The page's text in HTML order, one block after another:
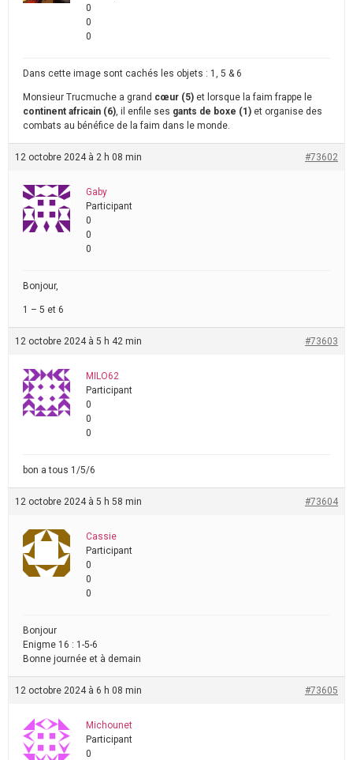
0
0
0
Dans cette image sont cachés les objets : 1, 5 & 6
Monsieur Trucmuche a grand cœur (5) et lorsque la faim frappe le
continent africain (6), il enfile ses gants de boxe (1) et organise des
combats au bénéfice de la faim dans le monde.
12 octobre 2024 à 2 h 08 min #73602
Gaby
Participant
0
0
0
Bonjour,
1 – 5 et 6
12 octobre 2024 à 5 h 42 min #73603
MILO62
Participant
0
0
0
bon a tous 1/5/6
12 octobre 2024 à 5 h 58 min #73604
Cassie
Participant
0
0
0
Bonjour
Enigme 16 : 1-5-6
Bonne journée et à demain
12 octobre 2024 à 6 h 08 min #73605
Michounet
Participant
0